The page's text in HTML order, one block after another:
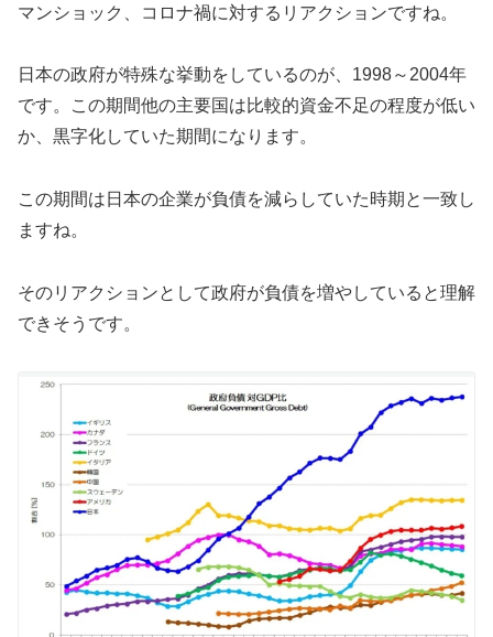
マンショック、コロナ禍に対するリアクションですね。
日本の政府が特殊な挙動をしているのが、1998～2004年
です。この期間他の主要国は比較的資金不足の程度が低い
か、黒字化していた期間になります。
この期間は日本の企業が負債を減らしていた時期と一致し
ますね。
そのリアクションとして政府が負債を増やしていると理解
できそうです。